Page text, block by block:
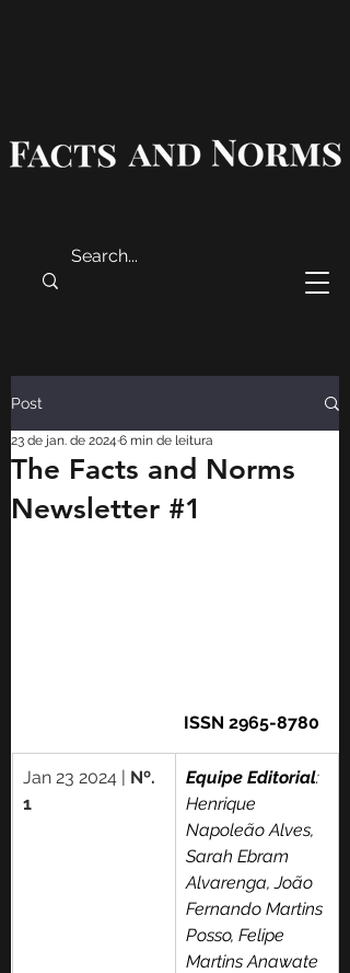
Post
The Facts and Norms
Newsletter #1
23 de jan. de 2024 6 min de leitura
ISSN 2965-8780
Jan 23 2024 | Nº.
1
Equipe Editorial:
Henrique
Napoleão Alves,
Sarah Ebram
Alvarenga, João
Fernando Martins
Posso, Felipe
Martins Anawate